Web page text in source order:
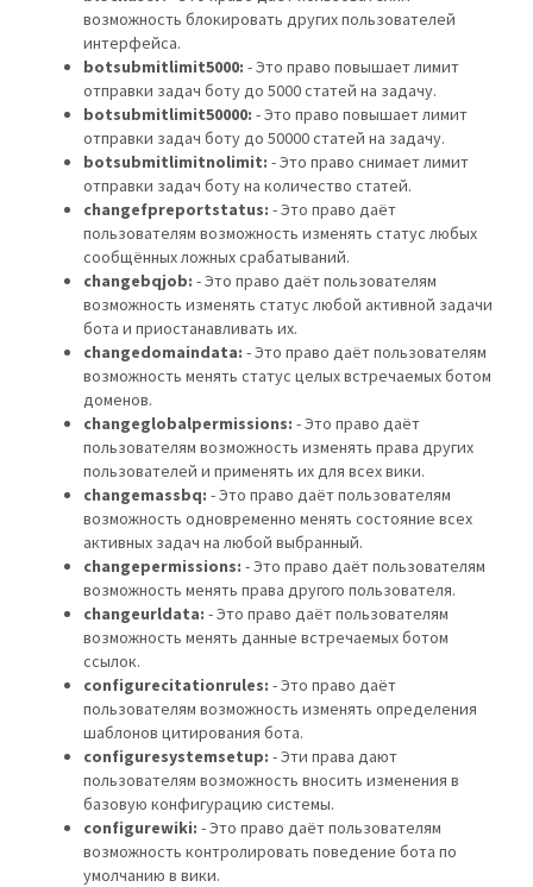
возможность блокировать других пользователей
интерфейса.
botsubmitlimit5000: - Это право повышает лимит
отправки задач боту до 5000 статей на задачу.
botsubmitlimit50000: - Это право повышает лимит
отправки задач боту до 50000 статей на задачу.
botsubmitlimitnolimit: - Это право снимает лимит
отправки задач боту на количество статей.
changefpreportstatus: - Это право даёт
пользователям возможность изменять статус любых
сообщённых ложных срабатываний.
changebqjob: - Это право даёт пользователям
возможность изменять статус любой активной задачи
бота и приостанавливать их.
changedomaindata: - Это право даёт пользователям
возможность менять статус целых встречаемых ботом
доменов.
changeglobalpermissions: - Это право даёт
пользователям возможность изменять права других
пользователей и применять их для всех вики.
changemassbq: - Это право даёт пользователям
возможность одновременно менять состояние всех
активных задач на любой выбранный.
changepermissions: - Это право даёт пользователям
возможность менять права другого пользователя.
changeurldata: - Это право даёт пользователям
возможность менять данные встречаемых ботом
ссылок.
configurecitationrules: - Это право даёт
пользователям возможность изменять определения
шаблонов цитирования бота.
configuresystemsetup: - Эти права дают
пользователям возможность вносить изменения в
базовую конфигурацию системы.
configurewiki: - Это право даёт пользователям
возможность контролировать поведение бота по
умолчанию в вики.